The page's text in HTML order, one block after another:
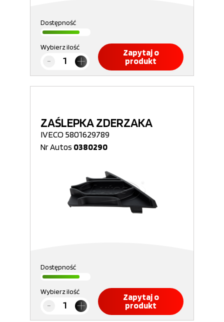
Dostępność
Wybierz ilość
Zapytaj o
produkt
ZAŚLEPKA ZDERZAKA
IVECO 5801629789
Nr Autos 0380290
Dostępność
Wybierz ilość
Zapytaj o
produkt